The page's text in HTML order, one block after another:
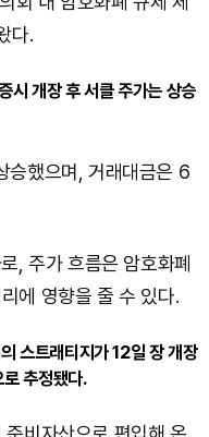
다.
시 개장 후 서클 주가는 상승
승했으며, 거래대금은 6
, 주가 흐름은 암호화폐
에 영향을 줄 수 있다.
스트래티지가 12일 장 개장
추정됐다.